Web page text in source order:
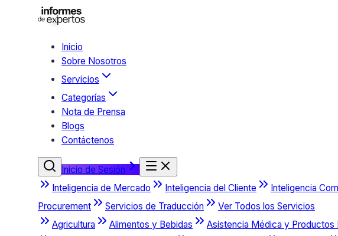
Inicio
Sobre Nosotros
Servicios
Categorías
Nota de Prensa
Blogs
Contáctenos
Inicio de Sesión
Inteligencia de Mercado
Inteligencia del Cliente Inteligencia
Procurement
Servicios de Traducción
Ver Todos los Servicios
Agricultura
Alimentos y Bebidas Asistencia Médica y Productos